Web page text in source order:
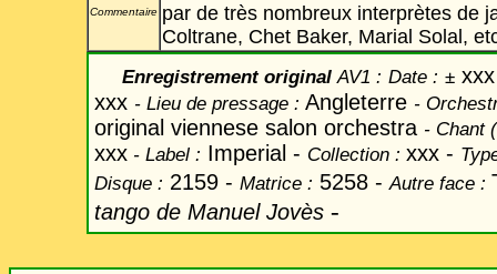
Commentaire par de très nombreux interprètes de
Coltrane, Chet Baker, Marial Solal,
Enregistrement originalAV1 : Date : ± xxx
xxx - Lieu de pressage : Angleterre -
original viennese salon orchestra - Chant
xxx - Label : Imperial - Collection : xxx -
Disque : 2159 - Matrice : 5258 - Autre face :
tango de Manuel Jovès -